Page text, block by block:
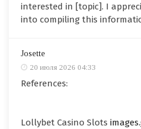
interested in [topic]. I
into compiling this
Josette
20 июля 2026 04:33
References:
Lollybet Casino Slots